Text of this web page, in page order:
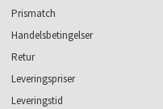
Prismatch
Handelsbetingelser
Retur
Leveringspriser
Leveringstid